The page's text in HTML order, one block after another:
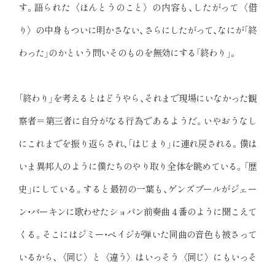
す。語られた〈ほんとうのこと〉の内容も、したがって〈借
り〉の中身もついに明かさない、さらにしたがって、なにが「終
わった」のかという問いそのものを無効にする「終わり」。
「終わり」を考えるとはどうやら、それまで現場にいなかった観
察者＝第三者に自分がなる行為であるようだ。いやおうなし
にこれまでを振り返らされ、「はじまり」に連れ戻される。僕は
いま異邦人のように僕たちのやり取り全体を眺めている。「歴
史」にしている。すると最初の一葉も、ゲンズブールがジェー
ン・バーキンに歌わせたショパン前奏曲４番のように聞こえて
くる。そこにはジミー・ペイジが弾いた同曲の音色も被さって
いるから、〈同じ〉と〈違う〉はいっそう〈同じ〉にもいっそ